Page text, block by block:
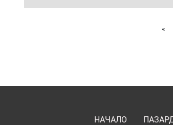
«
НАЧАЛО